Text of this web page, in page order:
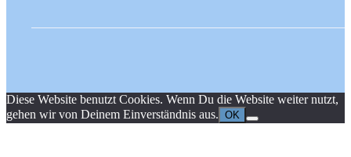
Diese Website benutzt Cookies. Wenn Du die Website weiter nutzt,
gehen wir von Deinem Einverständnis aus. OK